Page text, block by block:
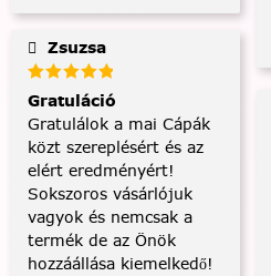
Zsuzsa
Gratuláció
Gratulálok a mai Cápák
közt szereplésért és az
elért eredményért!
Sokszoros vásárlójuk
vagyok és nemcsak a
termék de az Önök
hozzáállása kiemelkedő!